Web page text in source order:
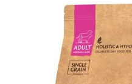
Akcija!